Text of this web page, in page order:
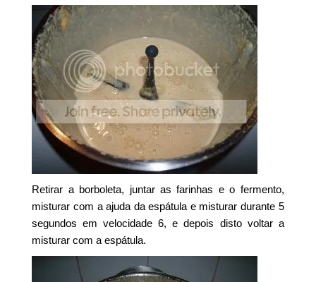
Retirar a borboleta, juntar as farinhas e o fermento,
misturar com a ajuda da espátula e misturar durante 5
segundos em velocidade 6, e depois disto voltar a
misturar com a espátula.